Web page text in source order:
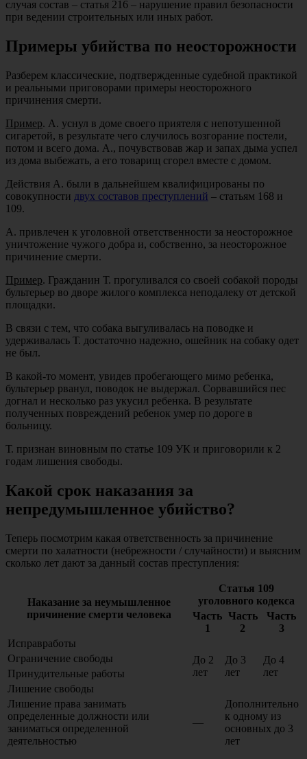
случая состав – статья 216 – нарушение правил безопасности
при ведении строительных или иных работ.
Примеры убийства по неосторожности
Разберем классические, подтвержденные судебной практикой
и реальными приговорами примеры неосторожного
причинения смерти.
Пример. А. уснул в доме своего приятеля с непотушенной
сигаретой, в результате чего случилось возгорание постели,
потом и всего дома. А., почувствовав жар и запах дыма успел
из дома выбежать, а его товарищ сгорел вместе с домом.
Действия А. были в дальнейшем квалифицированы по
совокупности двух составов преступлений – статьям 168 и
109.
А. привлечен к уголовной ответственности за неосторожное
уничтожение чужого добра и, собственно, за неосторожное
причинение смерти.
Пример. Гражданин Т. прогуливался со своей собакой породы
бультерьер во дворе жилого комплекса неподалеку от детской
площадки.
В связи с тем, что собака выгуливалась на поводке и
удерживалась Т. достаточно надежно, ошейник на собаку одет
не был.
В какой-то момент, увидев пробегающего мимо ребенка,
бультерьер рванул, поводок не выдержал. Сорвавшийся пес
догнал и несколько раз укусил ребенка. В результате
полученных повреждений ребенок умер по дороге в
больницу.
Т. признан виновным по статье 109 УК и приговорили к 2
годам лишения свободы.
Какой срок наказания за
непредумышленное убийство?
Теперь посмотрим какая ответственность за причинение
смерти по халатности (небрежности / случайности) и выясним
сколько лет дают за данный состав преступления:
Наказание за неумышленное
причинение смерти человека
Статья 109
уголовного кодекса
Часть
1
Часть
2
Часть
3
Исправработы
До 2
лет
До 3
лет
До 4
лет
Ограничение свободы
Принудительные работы
Лишение свободы
Лишение права занимать
определенные должности или
заниматься определенной
деятельностью
—
Дополнительно
к одному из
основных до 3
лет